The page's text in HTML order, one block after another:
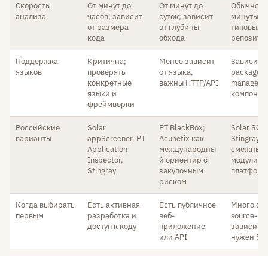
Скорость
анализа
От минут до
часов; зависит
от размера
кода
От минут до
суток; зависит
от глубины
обхода
Обычно
минуты
типовых
Поддержка
языков
Критична;
проверять
конкретные
языки и
фреймворки
Менее зависит
от языка,
важны HTTP/API
Зависит
package
manager
Российские
варианты
Solar
appScreener, PT
Application
Inspector,
Stingray
PT BlackBox;
Acunetix как
международны
й ориентир с
закупочным
риском
Solar SCA,
Stingray
смежные
модули
платформ
Когда выбирать
первым
Есть активная
разработка и
доступ к коду
Есть публичное
веб-
приложение
или API
Много
source-
нужен